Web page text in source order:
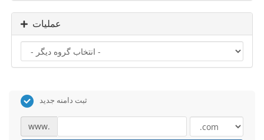
عملیات
ثبت دامنه جدید
www.